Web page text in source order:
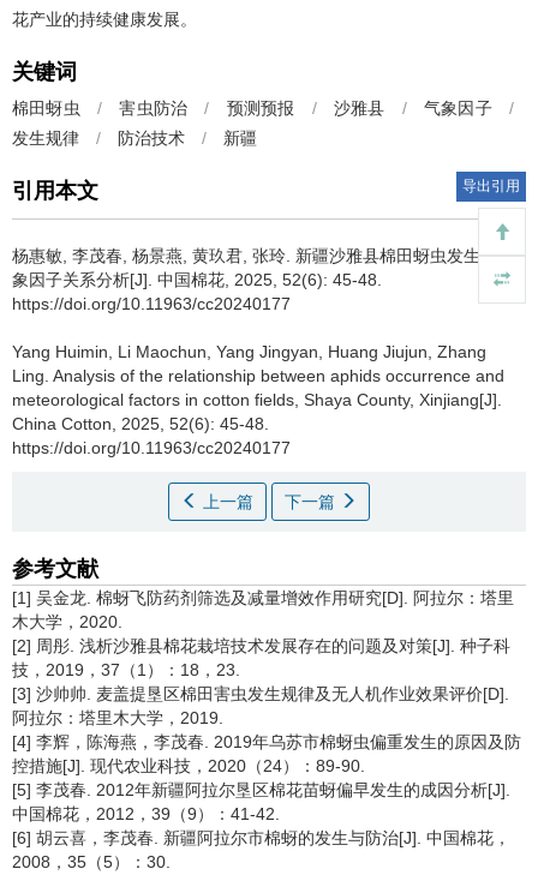
花产业的持续健康发展。
关键词
棉田蚜虫 / 害虫防治 / 预测预报 / 沙雅县 / 气象因子
/
发生规律
/ 防治技术 / 新疆
引用本文 导出引用
杨惠敏, 李茂春, 杨景燕, 黄玖君, 张玲. 新疆沙雅县棉田蚜虫发生与气
象因子关系分析[J]. 中国棉花, 2025, 52(6): 45-48.
https://doi.org/10.11963/cc20240177
Yang Huimin, Li Maochun, Yang Jingyan, Huang Jiujun, Zhang
Ling. Analysis of the relationship between aphids occurrence and
meteorological factors in cotton fields, Shaya County, Xinjiang[J].
China Cotton, 2025, 52(6): 45-48.
https://doi.org/10.11963/cc20240177
上一篇 下一篇
参考文献
[1] 吴金龙. 棉蚜飞防药剂筛选及减量增效作用研究[D]. 阿拉尔：塔里
木大学，2020.
[2] 周彤. 浅析沙雅县棉花栽培技术发展存在的问题及对策[J]. 种子科
技，2019，37（1）：18，23.
[3] 沙帅帅. 麦盖提垦区棉田害虫发生规律及无人机作业效果评价[D].
阿拉尔：塔里木大学，2019.
[4] 李辉，陈海燕，李茂春. 2019年乌苏市棉蚜虫偏重发生的原因及防
控措施[J]. 现代农业科技，2020（24）：89-90.
[5] 李茂春. 2012年新疆阿拉尔垦区棉花苗蚜偏早发生的成因分析[J].
中国棉花，2012，39（9）：41-42.
[6] 胡云喜，李茂春. 新疆阿拉尔市棉蚜的发生与防治[J]. 中国棉花，
2008，35（5）：30.